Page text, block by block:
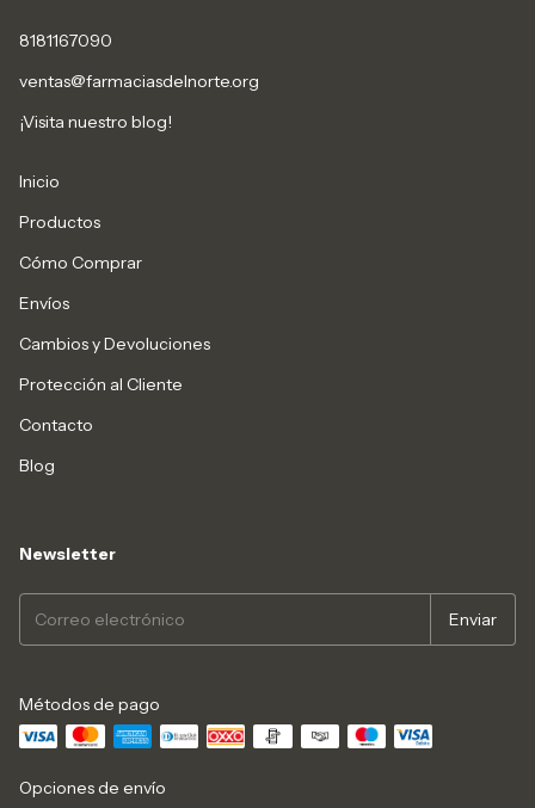
8181167090
ventas@farmaciasdelnorte.org
¡Visita nuestro blog!
Inicio
Productos
Cómo Comprar
Envíos
Cambios y Devoluciones
Protección al Cliente
Contacto
Blog
Newsletter
Métodos de pago
Opciones de envío